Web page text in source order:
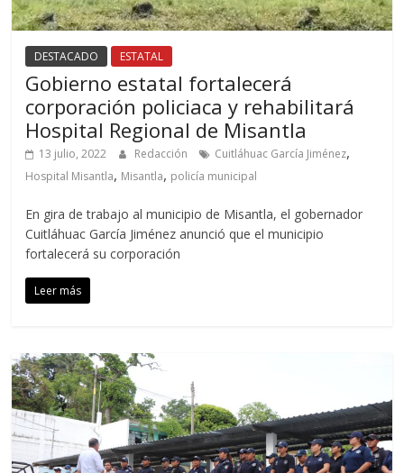
DESTACADO ESTATAL
Gobierno estatal fortalecerá
corporación policiaca y rehabilitará
Hospital Regional de Misantla
13 julio, 2022 Redacción Cuitláhuac García Jiménez,
Hospital Misantla, Misantla, policía municipal
En gira de trabajo al municipio de Misantla, el gobernador
Cuitláhuac García Jiménez anunció que el municipio
fortalecerá su corporación
Leer más